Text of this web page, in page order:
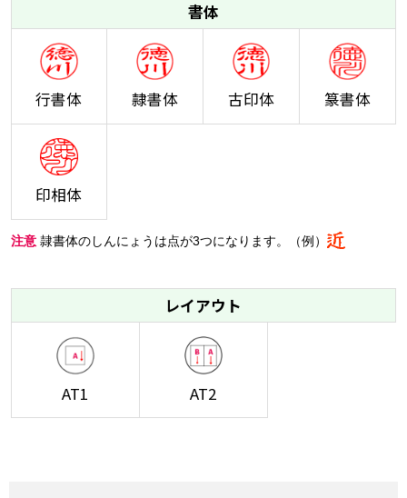
書体
行書体 隷書体 古印体 篆書体
印相体
注意隷書体のしんにょうは点が3つになります。（例）
レイアウト
AT1 AT2